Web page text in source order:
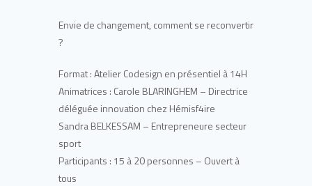
Envie de changement, comment se reconvertir
?
Format : Atelier Codesign en présentiel à 14H
Animatrices : Carole BLARINGHEM – Directrice
déléguée innovation chez Hémisf4ire
Sandra BELKESSAM – Entrepreneure secteur
sport
Participants : 15 à 20 personnes – Ouvert à
tous